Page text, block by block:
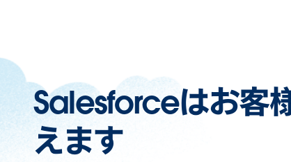
Salesforceはお客
えます